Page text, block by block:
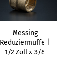
Messing
Reduziermuffe |
1/2 Zoll x 3/8